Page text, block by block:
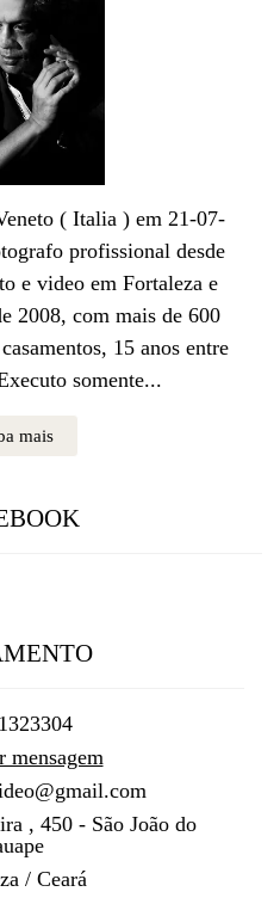
( Italia ) em 21-07-
profissional desde
e video em Fortaleza e
2008, com mais de 600
15 anos entre
somente...
mais
mensagem
, 450 - São João do
/ Ceará